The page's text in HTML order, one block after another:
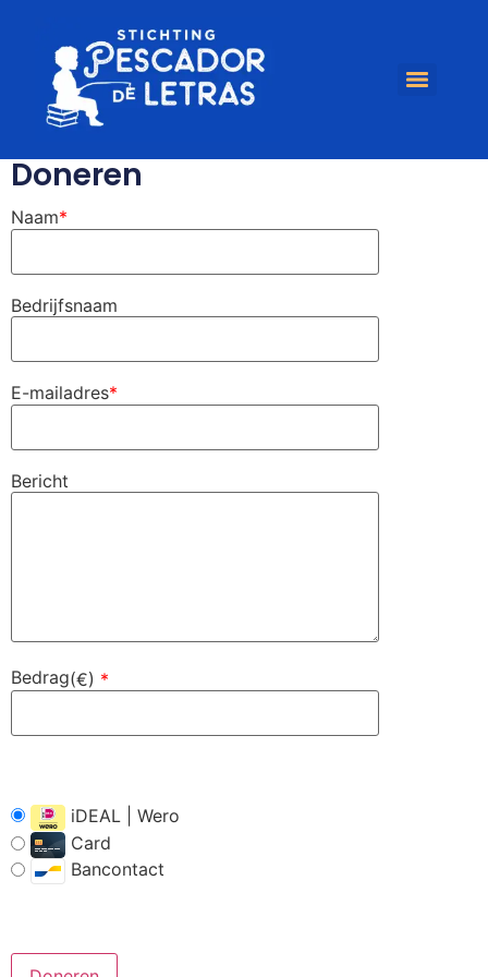
Doneren
Naam*
Bedrijfsnaam
E-mailadres*
Bericht
Bedrag(€) *
iDEAL | Wero
Card
Bancontact